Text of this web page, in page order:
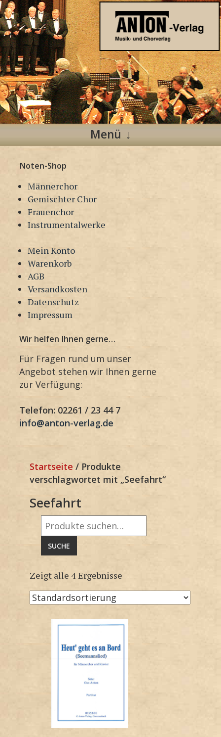
Anton Verlag
Musik- und Chorverlag
Menü
Inhalt
springen
Noten-Shop
Männerchor
Gemischter Chor
Frauenchor
Instrumentalwerke
Mein Konto
Warenkorb
AGB
Versandkosten
Datenschutz
Impressum
Wir helfen Ihnen gerne…
Für Fragen rund um unser
Angebot stehen wir Ihnen gerne
zur Verfügung:
Telefon: 02261 / 23 44 7
info@anton-verlag.de
Startseite / Produkte
verschlagwortet mit „Seefahrt“
Seefahrt
Suche
nach:
SUCHE
Zeigt alle 4 Ergebnisse